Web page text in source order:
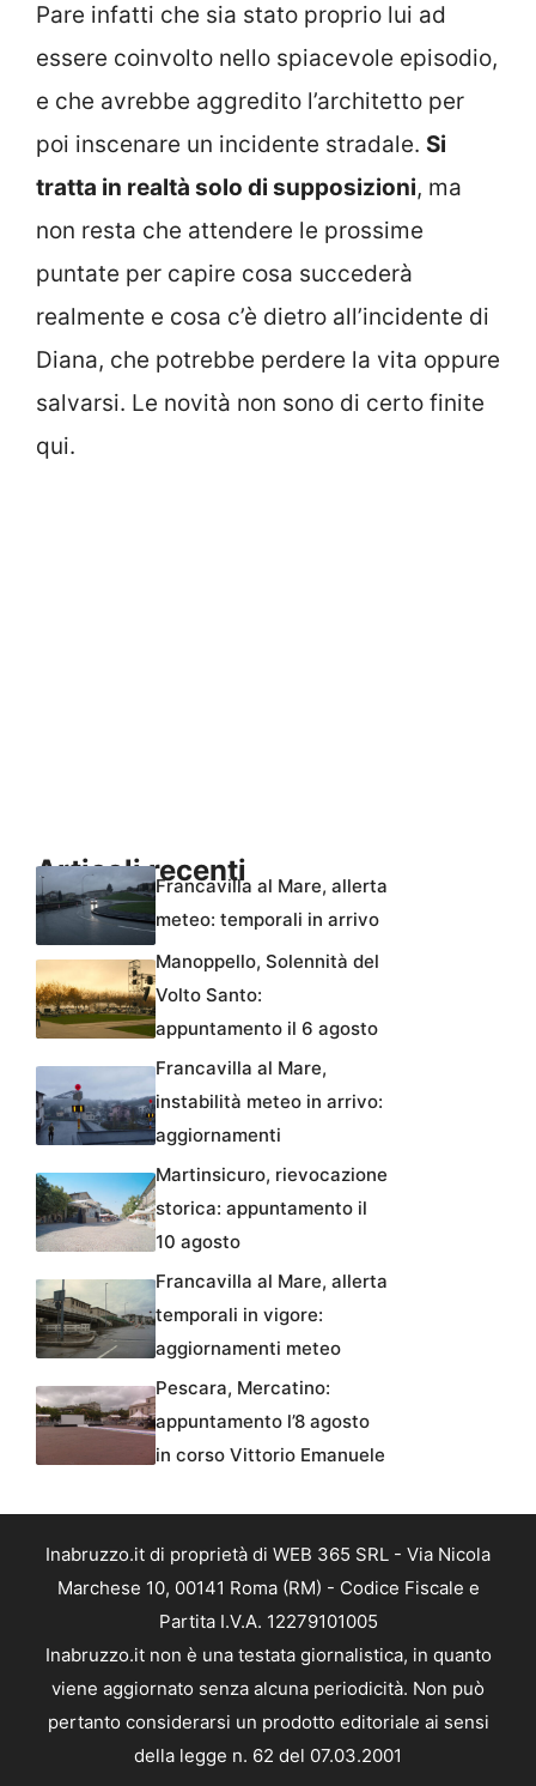
Pare infatti che sia stato proprio lui ad
essere coinvolto nello spiacevole episodio,
e che avrebbe aggredito l’architetto per
poi inscenare un incidente stradale. Si
tratta in realtà solo di supposizioni, ma
non resta che attendere le prossime
puntate per capire cosa succederà
realmente e cosa c’è dietro all’incidente di
Diana, che potrebbe perdere la vita oppure
salvarsi. Le novità non sono di certo finite
qui.
Articoli recentiFrancavilla al Mare, allerta
meteo: temporali in arrivo
Manoppello, Solennità del
Volto Santo:
appuntamento il 6 agosto
Francavilla al Mare,
instabilità meteo in arrivo:
aggiornamenti
Martinsicuro, rievocazione
storica: appuntamento il
10 agosto
Francavilla al Mare, allerta
temporali in vigore:
aggiornamenti meteo
Pescara, Mercatino:
appuntamento l’8 agosto
in corso Vittorio Emanuele
Inabruzzo.it di proprietà di WEB 365 SRL - Via Nicola
Marchese 10, 00141 Roma (RM) - Codice Fiscale e
Partita I.V.A. 12279101005
Inabruzzo.it non è una testata giornalistica, in quanto
viene aggiornato senza alcuna periodicità. Non può
pertanto considerarsi un prodotto editoriale ai sensi
della legge n. 62 del 07.03.2001